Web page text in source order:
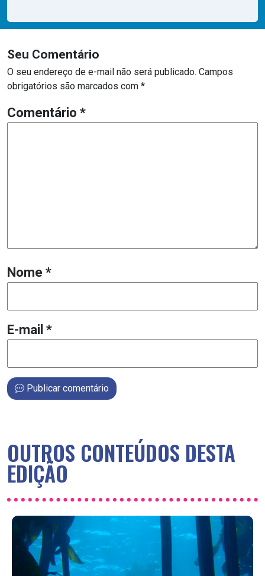
Seu Comentário
O seu endereço de e-mail não será publicado. Campos
obrigatórios são marcados com *
Comentário *
Nome *
E-mail *
Publicar comentário
OUTROS CONTEÚDOS DESTA
EDIÇÃO